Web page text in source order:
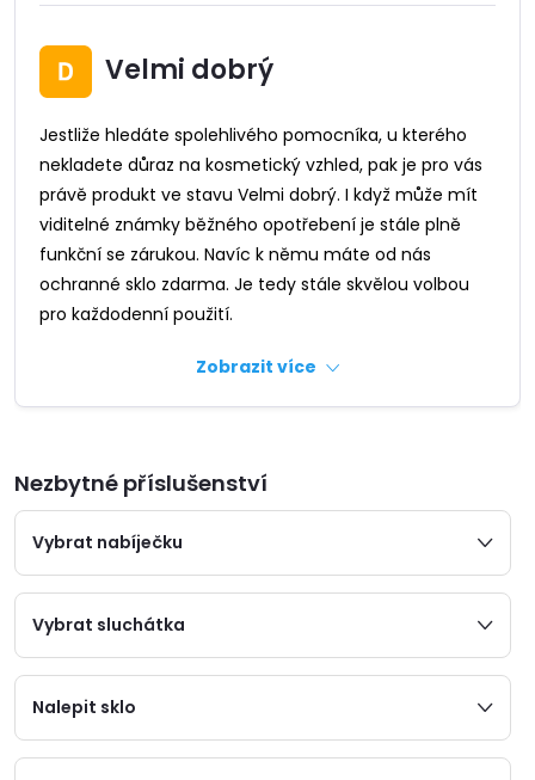
Velmi dobrý
Jestliže hledáte spolehlivého pomocníka, u kterého
nekladete důraz na kosmetický vzhled, pak je pro vás
právě produkt ve stavu Velmi dobrý. I když může mít
viditelné známky běžného opotřebení je stále plně
funkční se zárukou. Navíc k němu máte od nás
ochranné sklo zdarma. Je tedy stále skvělou volbou
pro každodenní použití.
Zobrazit více
Nezbytné příslušenství
Vybrat nabíječku
Vybrat sluchátka
Nalepit sklo